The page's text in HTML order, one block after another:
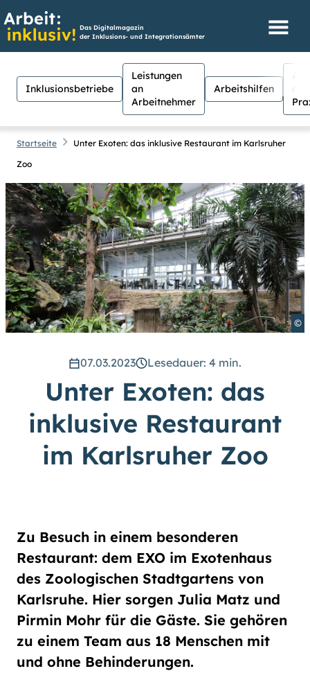
Das Digitalmagazin
der Inklusions- und Integrationsämter
Inklusionsbetriebe
Leistungen
an
Arbeitnehmer
Arbeitshilfen
Suche
Suchen
Suche schließen
Hilfen
Für Menschen mit Sehschwäche
besteht hier die Möglichkeit, den
Kontrast stärker einzustellen.
(Klicken Sie dazu beiKontrastauf
hoch.) Für eine bessere Lesbarkeit
können Sie außerdem die Schrift
Schriftgrößedas Feldgroß
anwählen.)
Übrigens: Unsere Videos sind mit
Untertiteln versehen.
Leichte Sprache
Animationen
an
aus
Schriftgröße
normal
groß
Startseite
Unter Exoten: das inklusive Restaurant im Karlsruher
Zoo
©
07.03.2023 Lesedauer: 4 min.
Unter Exoten: das
inklusive Restaurant
im Karlsruher Zoo
Zu Besuch in einem besonderen
Restaurant: dem EXO im Exotenhaus
des Zoologischen Stadtgartens von
Karlsruhe. Hier sorgen Julia Matz und
Pirmin Mohr für die Gäste. Sie gehören
zu einem Team aus 18 Menschen mit
und ohne Behinderungen.